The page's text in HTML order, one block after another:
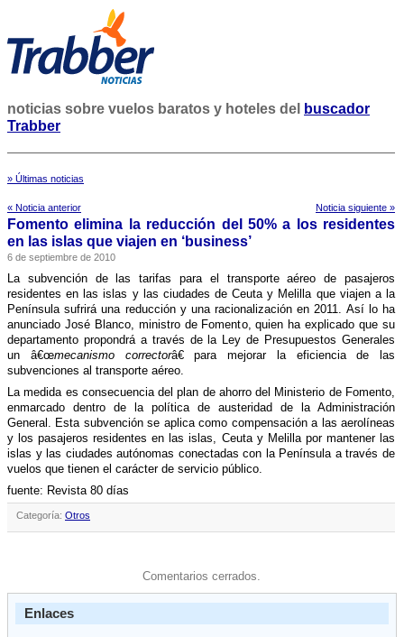
noticias sobre vuelos baratos y hoteles del
buscador
Trabber
» Últimas noticias
« Noticia anterior Noticia siguiente »
Fomento elimina la reducción del 50% a los residentes
en las islas que viajen en ‘business’
6 de septiembre de 2010
La subvención de las tarifas para el transporte aéreo de pasajeros
residentes en las islas y las ciudades de Ceuta y Melilla que viajen a la
Pení­nsula sufrirá una reducción y una racionalización en 2011. Así­ lo ha
anunciado José Blanco, ministro de Fomento, quien ha explicado que su
departamento propondrá a través de la Ley de Presupuestos Generales
un â€œmecanismo correctorâ€ para mejorar la eficiencia de las
subvenciones al transporte aéreo.
La medida es consecuencia del plan de ahorro del Ministerio de Fomento,
enmarcado dentro de la polí­tica de austeridad de la Administración
General. Esta subvención se aplica como compensación a las aerolí­neas
y los pasajeros residentes en las islas, Ceuta y Melilla por mantener las
islas y las ciudades autónomas conectadas con la Pení­nsula a través de
vuelos que tienen el carácter de servicio público.
fuente: Revista 80 dí­as
Categoría: Otros
Comentarios cerrados.
Enlaces